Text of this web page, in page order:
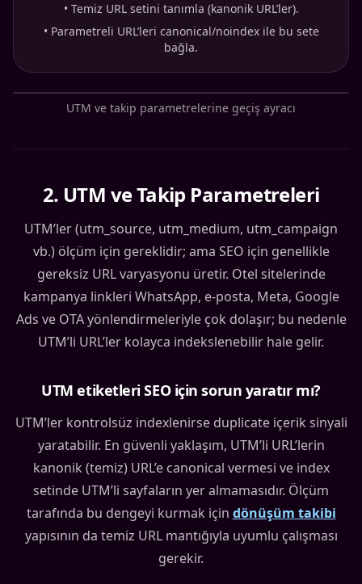
• Temiz URL setini tanımla (kanonik URL’ler).
• Parametreli URL’leri canonical/noindex ile bu sete
bağla.
UTM ve takip parametrelerine geçiş ayracı
2. UTM ve Takip Parametreleri
UTM’ler (utm_source, utm_medium, utm_campaign
vb.) ölçüm için gereklidir; ama SEO için genellikle
gereksiz URL varyasyonu üretir. Otel sitelerinde
kampanya linkleri WhatsApp, e-posta, Meta, Google
Ads ve OTA yönlendirmeleriyle çok dolaşır; bu nedenle
UTM’li URL’ler kolayca indekslenebilir hale gelir.
UTM etiketleri SEO için sorun yaratır mı?
UTM’ler kontrolsüz indexlenirse duplicate içerik sinyali
yaratabilir. En güvenli yaklaşım, UTM’li URL’lerin
kanonik (temiz) URL’e canonical vermesi ve index
setinde UTM’li sayfaların yer almamasıdır. Ölçüm
tarafında bu dengeyi kurmak için dönüşüm takibi
yapısının da temiz URL mantığıyla uyumlu çalışması
gerekir.